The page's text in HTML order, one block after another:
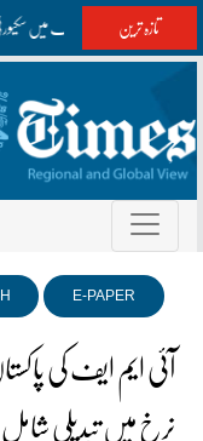
تازہ ترینواشک اور مستونگ میں سکیورٹی
E-PAPER
نرخ میں تبدیلی شامل